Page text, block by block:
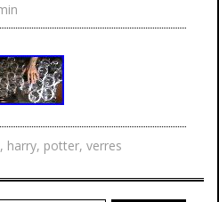
, harry, potter, verres